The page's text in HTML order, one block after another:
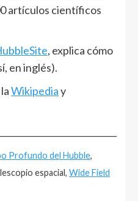
artículos científicos
, explica cómo
en inglés).
Wikipediay
Profundo del Hubble,
espacial, Wide Field